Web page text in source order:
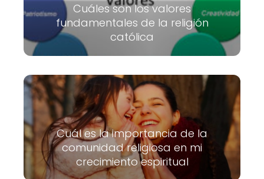
Cuáles son los valores
fundamentales de la religión
católica
Cuál es la importancia de la
comunidad religiosa en mi
crecimiento espiritual